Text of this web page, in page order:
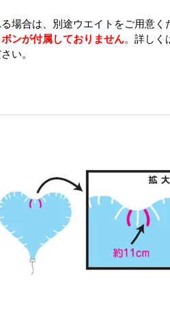
場合は、別途ウエイトをご用意く
ンが付属しておりません。詳しく
い。